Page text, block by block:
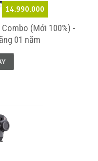
14.990.000
Combo (Mới 100%) -
01 năm